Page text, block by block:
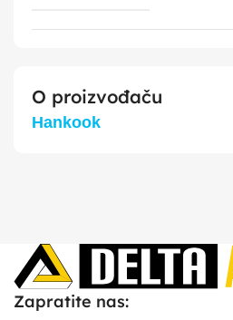
O proizvođaču
Hankook
Zapratite nas: